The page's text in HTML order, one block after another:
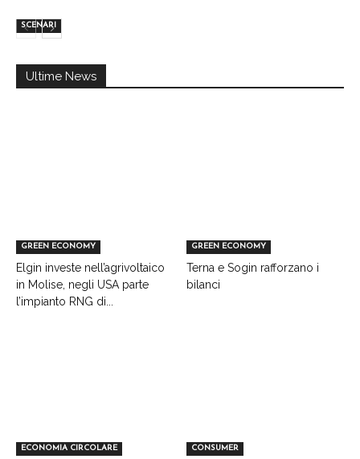
SCENARI
Ultime News
GREEN ECONOMY
Elgin investe nell’agrivoltaico
in Molise, negli USA parte
l’impianto RNG di...
GREEN ECONOMY
Terna e Sogin rafforzano i
bilanci
ECONOMIA CIRCOLARE CONSUMER